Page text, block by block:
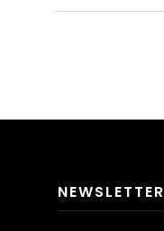
NEWSLETTER